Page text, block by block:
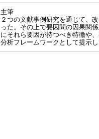
主筆
２つの文献事例研究を通じて、
った。その上で要因間の因果関
にそれら要因が持つべき特徴や
分析フレームワークとして提示